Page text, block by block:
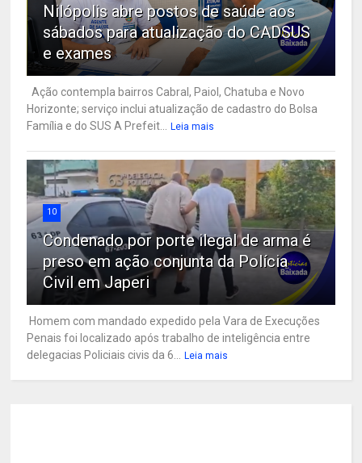
Nilópolis abre postos de saúde aos
sábados para atualização do CADSUS
e exames
Ação contempla bairros Cabral, Paiol, Chatuba e Novo
Horizonte; serviço inclui atualização de cadastro do Bolsa
Família e do SUS A Prefeit...
Leia mais
10
Condenado por porte ilegal de arma é
preso em ação conjunta da Polícia
Civil em Japeri
Homem com mandado expedido pela Vara de Execuções
Penais foi localizado após trabalho de inteligência entre
delegacias Policiais civis da 6...
Leia mais